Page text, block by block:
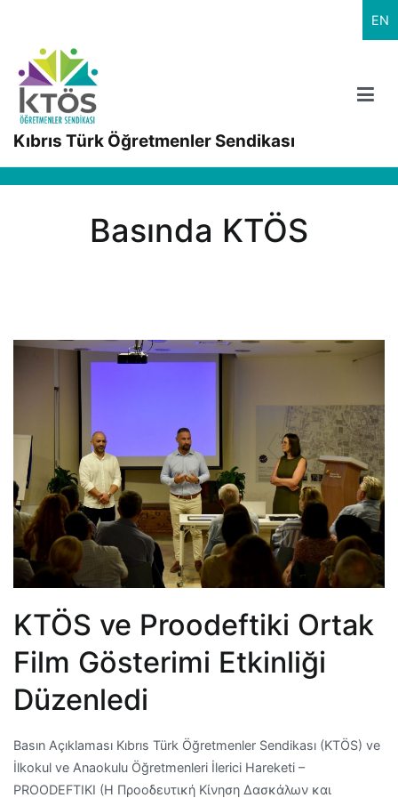
EN
Kıbrıs Türk Öğretmenler Sendikası
Basında KTÖS
KTÖS ve Proodeftiki Ortak
Film Gösterimi Etkinliği
Düzenledi
Basın Açıklaması Kıbrıs Türk Öğretmenler Sendikası (KTÖS) ve
İlkokul ve Anaokulu Öğretmenleri İlerici Hareketi –
PROODEFTIKI (Η Προοδευτική Κίνηση Δασκάλων και